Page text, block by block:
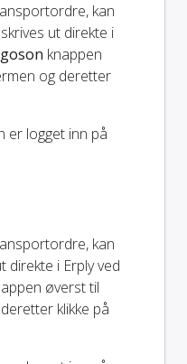
kan
ut direkte i
knappen
og deretter
er logget inn på
kan
direkte i Erply ved
øverst til
klikke på